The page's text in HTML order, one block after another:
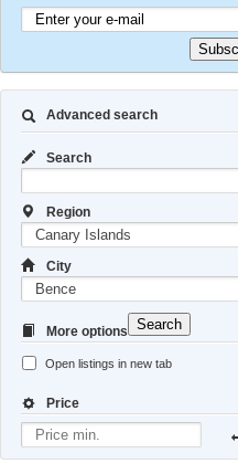
Advanced search
Search
Region
City
More options
Open listings in new tab
Price
Search